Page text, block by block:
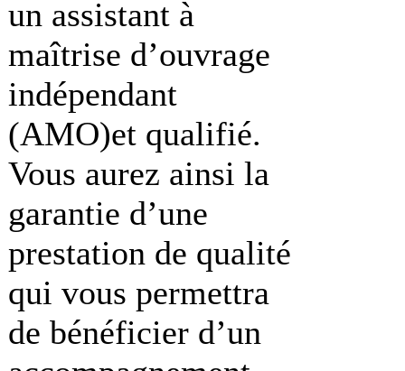
un assistant à
maîtrise d’ouvrage
indépendant
(AMO)et qualifié.
Vous aurez ainsi la
garantie d’une
prestation de qualité
qui vous permettra
de bénéficier d’un